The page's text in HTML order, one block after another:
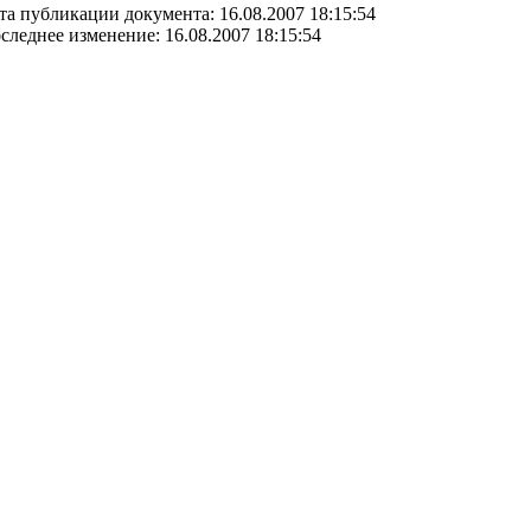
публикации документа: 16.08.2007 18:15:54
изменение: 16.08.2007 18:15:54